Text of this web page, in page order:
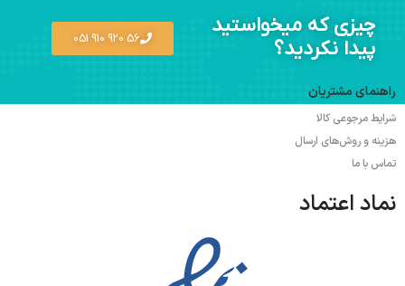
چیزی که میخواستید
پیدا نکردید؟
56 920 910 051
راهنمای مشتریان
شرایط مرجوعی کالا
هزینه و روش‌های ارسال
تماس با ما
نماد اعتماد